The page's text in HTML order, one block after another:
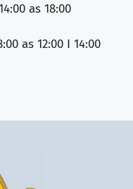
as 18:00
as 12:00 I 14:00